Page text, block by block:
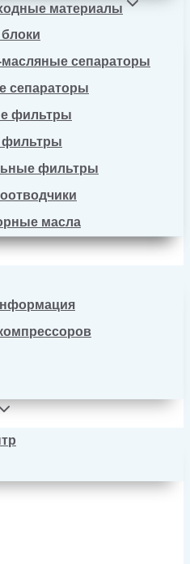
материалы
сепараторы
сепараторы
фильтры
фильтры
фильтры
масла